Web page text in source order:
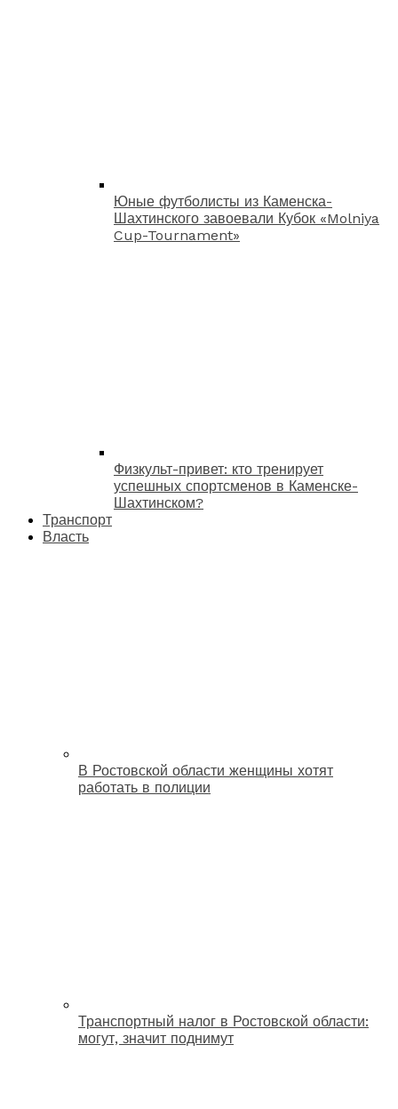
Юные футболисты из Каменска-
Шахтинского завоевали Кубок «Molniya
Cup-Tournament»
Физкульт-привет: кто тренирует
успешных спортсменов в Каменске-
Шахтинском?
Транспорт
Власть
В Ростовской области женщины хотят
работать в полиции
Транспортный налог в Ростовской области:
могут, значит поднимут